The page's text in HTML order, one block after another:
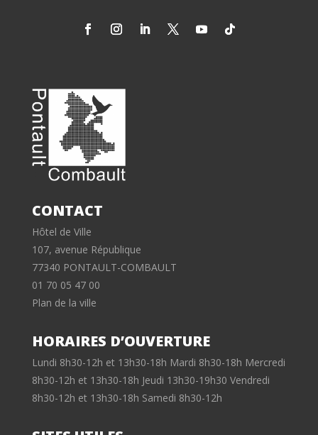
CONTACT
Hôtel de Ville
107, avenue République
77340 PONTAULT-COMBAULT
01 70 05 47 00
Plan de la ville
HORAIRES D’OUVERTURE
Lundi 8h30-12h et 13h30-18h Mardi 8h30-18h Mercredi
8h30-12h et 13h30-18h Jeudi 13h30-19h30 Vendredi
8h30-12h et 13h30-18h Samedi 8h30-12h